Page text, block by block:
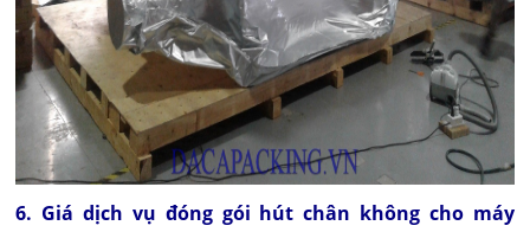
6. Giá dịch vụ đóng gói hút chân không cho máy